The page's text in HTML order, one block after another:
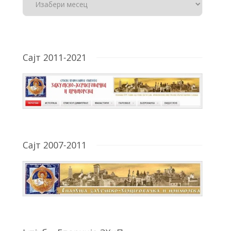
Сајт 2011-2021
Сајт 2007-2011